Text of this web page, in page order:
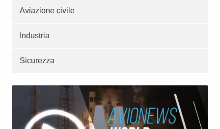
Aviazione civile
Industria
Sicurezza